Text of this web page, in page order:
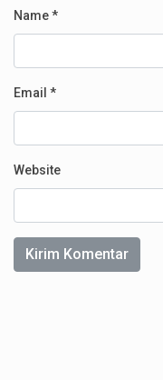
Name*
Email *
Website